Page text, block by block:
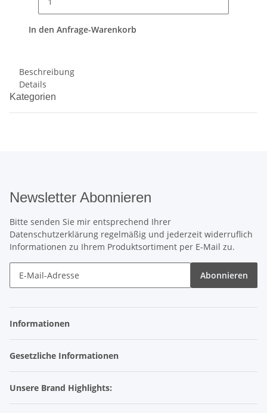
In den Anfrage-Warenkorb
Beschreibung
Details
Kategorien
Newsletter Abonnieren
Bitte senden Sie mir entsprechend Ihrer
Datenschutzerklärung regelmäßig und jederzeit widerruflich
Informationen zu Ihrem Produktsortiment per E-Mail zu.
Abonnieren
Informationen
Gesetzliche Informationen
Unsere Brand Highlights: